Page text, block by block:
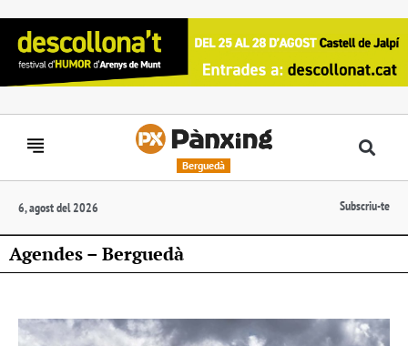
Berguedà
6, agost del 2026 Subscriu-te
Agendes – Berguedà